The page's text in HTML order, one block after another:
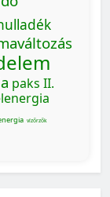
paks II.
vízőrzők